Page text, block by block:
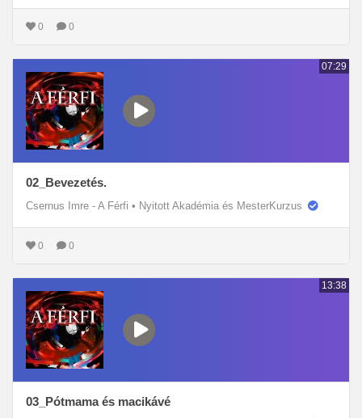
0 0
07:29
02_Bevezetés.
Csernus Imre - A Férfi • Nyitott Akadémia és MesterKurzus
0 0
13:38
03_Pótmama és macikávé